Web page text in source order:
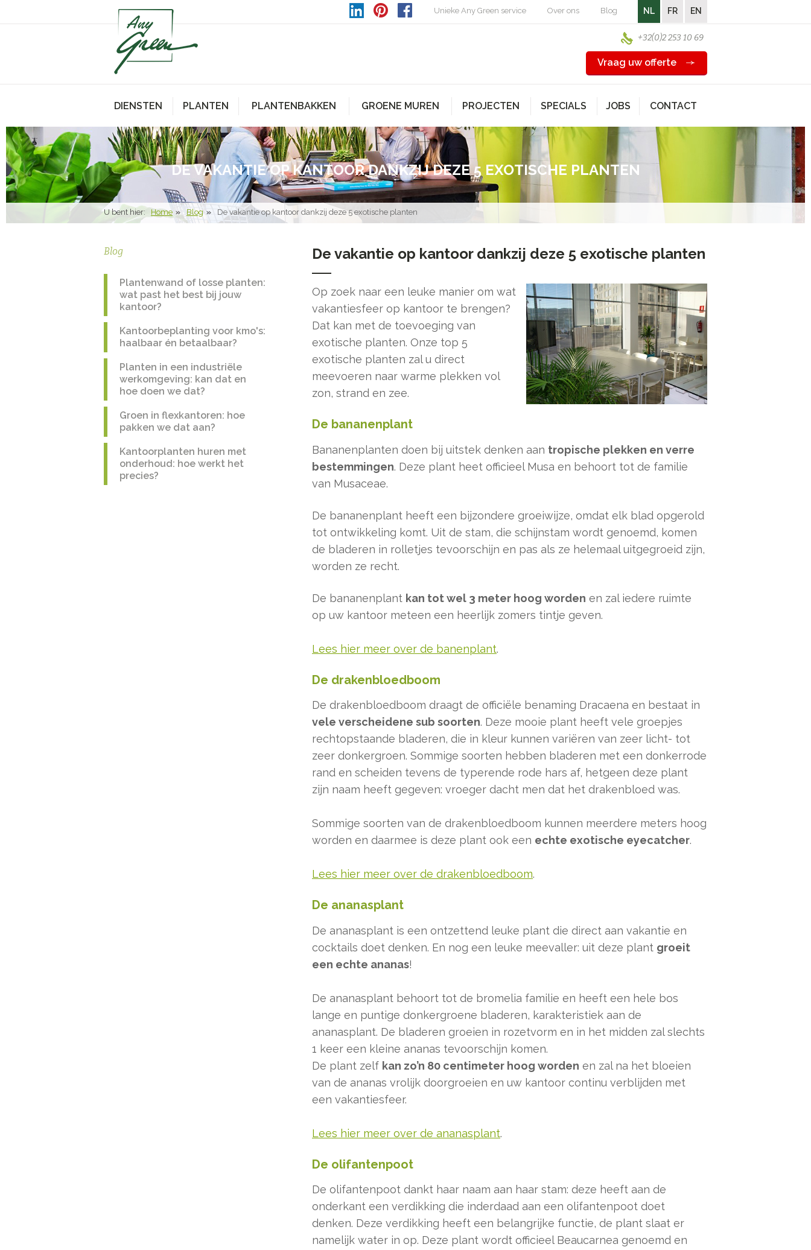
Unieke Any Green service Over ons Blog NL FR EN
+32(0)2 253 10 69
Vraag uw offerte
DIENSTEN PLANTEN PLANTENBAKKEN GROENE MUREN PROJECTEN SPECIALS JOBS CONTACT
DE VAKANTIE OP KANTOOR DANKZIJ DEZE 5 EXOTISCHE PLANTEN
U bent hier: Home Blog De vakantie op kantoor dankzij deze 5 exotische planten
De vakantie op kantoor dankzij deze 5 exotische planten
Op zoek naar een leuke manier om wat
vakantiesfeer op kantoor te brengen?
Dat kan met de toevoeging van
exotische planten. Onze top 5
exotische planten zal u direct
meevoeren naar warme plekken vol
zon, strand en zee.
De bananenplant
Bananenplanten doen bij uitstek denken aan tropische plekken en verre
bestemmingen. Deze plant heet officieel Musa en behoort tot de familie
van Musaceae.
De bananenplant heeft een bijzondere groeiwijze, omdat elk blad opgerold
tot ontwikkeling komt. Uit de stam, die schijnstam wordt genoemd, komen
de bladeren in rolletjes tevoorschijn en pas als ze helemaal uitgegroeid zijn,
worden ze recht.
De bananenplant kan tot wel 3 meter hoog worden en zal iedere ruimte
op uw kantoor meteen een heerlijk zomers tintje geven.
Lees hier meer over de banenplant.
De drakenbloedboom
De drakenbloedboom draagt de officiële benaming Dracaena en bestaat in
vele verscheidene sub soorten. Deze mooie plant heeft vele groepjes
rechtopstaande bladeren, die in kleur kunnen variëren van zeer licht- tot
zeer donkergroen. Sommige soorten hebben bladeren met een donkerrode
rand en scheiden tevens de typerende rode hars af, hetgeen deze plant
zijn naam heeft gegeven: vroeger dacht men dat het drakenbloed was.
Sommige soorten van de drakenbloedboom kunnen meerdere meters hoog
worden en daarmee is deze plant ook een echte exotische eyecatcher.
Lees hier meer over de drakenbloedboom.
De ananasplant
De ananasplant is een ontzettend leuke plant die direct aan vakantie en
cocktails doet denken. En nog een leuke meevaller: uit deze plant groeit
een echte ananas!
De ananasplant behoort tot de bromelia familie en heeft een hele bos
lange en puntige donkergroene bladeren, karakteristiek aan de
ananasplant. De bladeren groeien in rozetvorm en in het midden zal slechts
1 keer een kleine ananas tevoorschijn komen.
De plant zelf kan zo’n 80 centimeter hoog worden en zal na het bloeien
van de ananas vrolijk doorgroeien en uw kantoor continu verblijden met
een vakantiesfeer.
Lees hier meer over de ananasplant.
De olifantenpoot
De olifantenpoot dankt haar naam aan haar stam: deze heeft aan de
onderkant een verdikking die inderdaad aan een olifantenpoot doet
denken. Deze verdikking heeft een belangrijke functie, de plant slaat er
namelijk water in op. Deze plant wordt officieel Beaucarnea genoemd en
Blog
Plantenwand of losse planten:
wat past het best bij jouw
kantoor?
Kantoorbeplanting voor kmo's:
haalbaar én betaalbaar?
Planten in een industriële
werkomgeving: kan dat en
hoe doen we dat?
Groen in flexkantoren: hoe
pakken we dat aan?
Kantoorplanten huren met
onderhoud: hoe werkt het
precies?